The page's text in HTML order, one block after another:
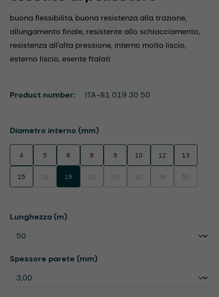
buona flessibilità, buona resistenza alla trazione,
allungamento finale, resistente allo schiacciamento,
resistenza all'alta pressione, interno molto liscio,
esterno liscio, esente ftalati
Select
Diametro interno (mm)
4 5 6 8 9 10 12 13
15 16(This option is currently unavailable.)
19 25(This option is currently unavailable.)
30(This option is currently unavailable.)
32(This option is currently
38(This option is
50(This option
Select
Lunghezza (m)
Select
Spessore parete (mm)
Product number: ITA-81 019 30 50